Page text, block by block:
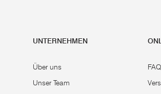
UNTERNEHMEN
Über uns
Unser Team